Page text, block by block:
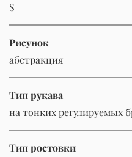
S
Рисунок
абстракция
Тип рукава
на тонких регулируемых
Тип ростовки